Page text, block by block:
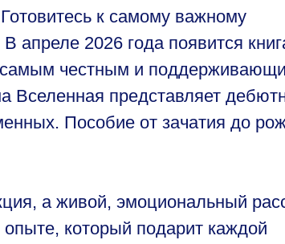
к самому важному
апреле 2026 года появится
самым честным и
Вселенная представляет
Пособие от зачатия до
а живой, эмоциональный
который подарит каждой